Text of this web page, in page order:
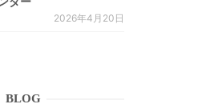
2026年4月20日
BLOG